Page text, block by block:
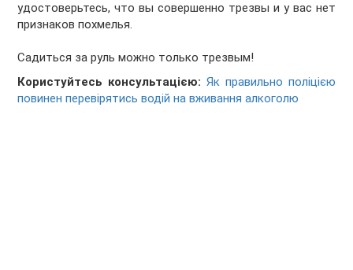
удостоверьтесь, что вы совершенно трезвы и у вас нет
признаков похмелья.
Садиться за руль можно только трезвым!
Користуйтесь консультацією: Як правильно поліцією
повинен перевірятись водій на вживання алкоголю